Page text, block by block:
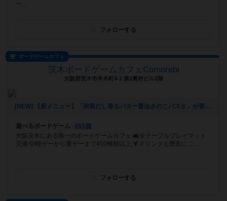
ー...
フォローする
ボードゲームカフェ
茨木ボードゲームカフェComorebi
大阪府茨木市舟木町4-1 第2奥村ビル2階
[NEW] 【新メニュー】「和風だし香るバター醤油きのこパスタ」が登場！（2026年01月28日 20時37分）
遊べるボードゲーム
455個
大阪茨木にある唯一のボードゲームカフェ 🛋全テーブルプレイマット
完備 🎲軽ゲーから重ゲーまで450種類以上 🍹ドリンクも豊富にご...
フォローする